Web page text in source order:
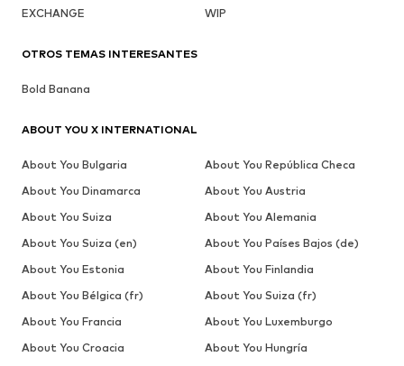
EXCHANGE
WIP
OTROS TEMAS INTERESANTES
Bold Banana
ABOUT YOU X INTERNATIONAL
About You Bulgaria
About You República Checa
About You Dinamarca
About You Austria
About You Suiza
About You Alemania
About You Suiza (en)
About You Países Bajos (de)
About You Estonia
About You Finlandia
About You Bélgica (fr)
About You Suiza (fr)
About You Francia
About You Luxemburgo
About You Croacia
About You Hungría